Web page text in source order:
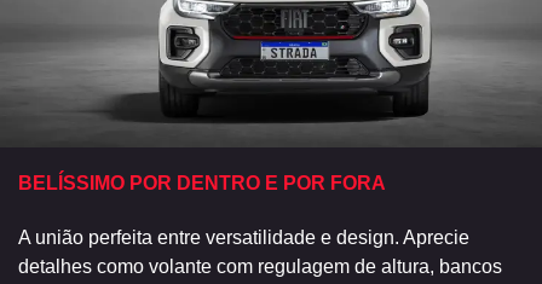
BELÍSSIMO POR DENTRO E POR FORA
A união perfeita entre versatilidade e design. Aprecie
detalhes como volante com regulagem de altura, bancos